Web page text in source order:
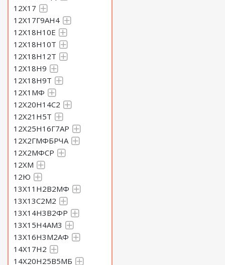
12Х17
12Х17Г9АН4
12Х18Н10Е
12Х18Н10Т
12Х18Н12Т
12Х18Н9
12Х18Н9Т
12Х1МФ
12Х20Н14С2
12Х21Н5Т
12Х25Н16Г7АР
12Х2ГМФБРЧА
12Х2МФСР
12ХМ
12Ю
13Х11Н2В2МФ
13Х13С2М2
13Х14Н3В2ФР
13Х15Н4АМ3
13Х16Н3М2АФ
14Х17Н2
14Х20Н25В5МБ